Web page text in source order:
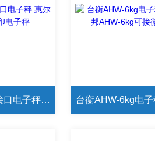
台衡AHW-15kg通讯232接口电子秤 惠尔邦AHW-15kg不干胶打印电子秤